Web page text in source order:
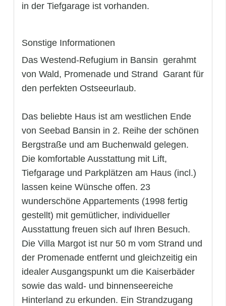
in der Tiefgarage ist vorhanden.
Sonstige Informationen
Das Westend-Refugium in Bansin  gerahmt
von Wald, Promenade und Strand  Garant für
den perfekten Ostseeurlaub.
Das beliebte Haus ist am westlichen Ende
von Seebad Bansin in 2. Reihe der schönen
Bergstraße und am Buchenwald gelegen.
Die komfortable Ausstattung mit Lift,
Tiefgarage und Parkplätzen am Haus (incl.)
lassen keine Wünsche offen. 23
wunderschöne Appartements (1998 fertig
gestellt) mit gemütlicher, individueller
Ausstattung freuen sich auf Ihren Besuch.
Die Villa Margot ist nur 50 m vom Strand und
der Promenade entfernt und gleichzeitig ein
idealer Ausgangspunkt um die Kaiserbäder
sowie das wald- und binnenseereiche
Hinterland zu erkunden. Ein Strandzugang